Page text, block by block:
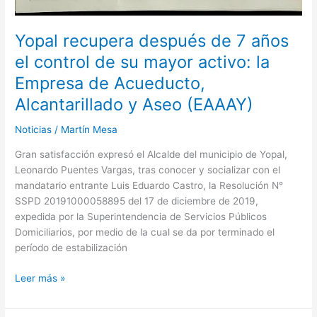
Yopal recupera después de 7 años
el control de su mayor activo: la
Empresa de Acueducto,
Alcantarillado y Aseo (EAAAY)
Noticias / Martín Mesa
Gran satisfacción expresó el Alcalde del municipio de Yopal,
Leonardo Puentes Vargas, tras conocer y socializar con el
mandatario entrante Luis Eduardo Castro, la Resolución N°
SSPD 20191000058895 del 17 de diciembre de 2019,
expedida por la Superintendencia de Servicios Públicos
Domiciliarios, por medio de la cual se da por terminado el
período de estabilización
Leer más »